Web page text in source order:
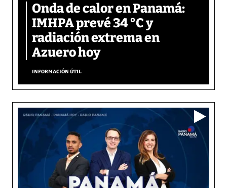
Onda de calor en Panamá:
IMHPA prevé 34 °C y
radiación extrema en
Azuero hoy
INFORMACIÓN ÚTIL